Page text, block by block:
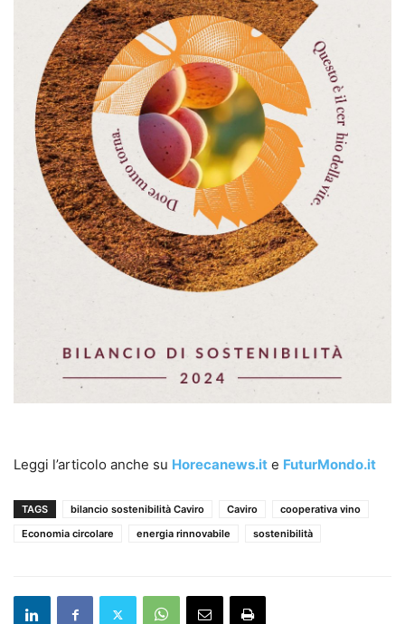
Leggi l’articolo anche su Horecanews.it e FuturMondo.it
TAGS bilancio sostenibilità Caviro Caviro
cooperativa vino
Economia circolare
energia rinnovabile sostenibilità